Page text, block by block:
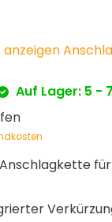
anzeigen
Auf Lager: 5 -